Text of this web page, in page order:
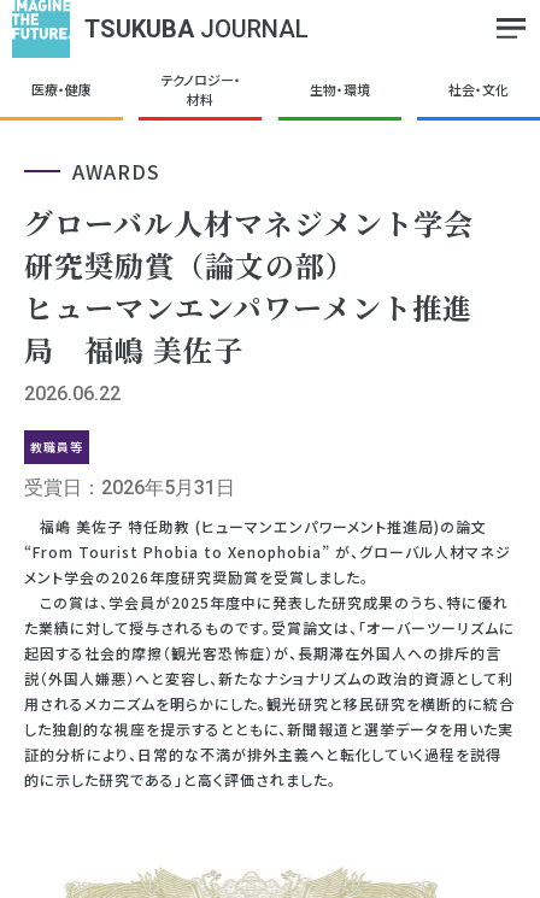
TSUKUBA JOURNAL
医療・健康
テクノロジー・
材料
生物・環境 社会・文化
AWARDS
グローバル人材マネジメント学会
研究奨励賞（論文の部）
ヒューマンエンパワーメント推進
局 福嶋 美佐子
2026.06.22
教職員等
受賞日：2026年5月31日
福嶋 美佐子 特任助教 (ヒューマンエンパワーメント推進局)の論文
“From Tourist Phobia to Xenophobia” が、グローバル人材マネジ
メント学会の2026年度研究奨励賞を受賞しました。
この賞は、学会員が2025年度中に発表した研究成果のうち、特に優れ
た業績に対して授与されるものです。受賞論文は、「オーバーツーリズムに
起因する社会的摩擦（観光客恐怖症）が、長期滞在外国人への排斥的言
説（外国人嫌悪）へと変容し、新たなナショナリズムの政治的資源として利
用されるメカニズムを明らかにした。観光研究と移民研究を横断的に統合
した独創的な視座を提示するとともに、新聞報道と選挙データを用いた実
証的分析により、日常的な不満が排外主義へと転化していく過程を説得
的に示した研究である」と高く評価されました。